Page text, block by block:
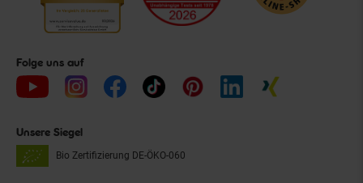
Folge uns auf
Unsere Siegel
Bio Zertifizierung DE-ÖKO-060